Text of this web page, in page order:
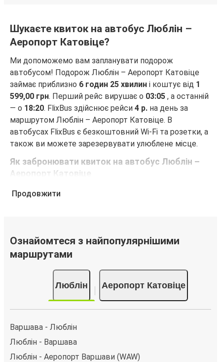
Шукаєте квиток на автобус Люблін –
Аеропорт Катовіце?
Ми допоможемо вам запланувати подорож
автобусом! Подорож Люблін – Аеропорт Катовіце
займає приблизно 6 годин 25 хвилин і коштує від 1
599,00 грн. Перший рейс вирушає о 03:05 , а останній
— о 18:20. FlixBus здійснює рейси 4 р. на день за
маршрутом Люблін – Аеропорт Катовіце. В
автобусах FlixBus є безкоштовний Wi-Fi та розетки, а
також ви можете зарезервувати улюблене місце.
Як забронювати квиток на автобус Люблін –
Аеропорт Катовіце
Забронювати квиток FlixBus — це неймовірно просто.
Аеропорт Катовіце, ви можете вибрати один із
численних способів оплати, як-от кредитна картка,
PayPal, Google Pay або Apple Pay. Також ви можете
купити квиток за готівку у водія або в касі.
Продовжити
Ознайомтеся з найпопулярнішими
маршрутами
Люблін Аеропорт Катовіце
Варшава - Люблін
Люблін - Варшава
Люблін - Аеропорт Варшави (WAW)